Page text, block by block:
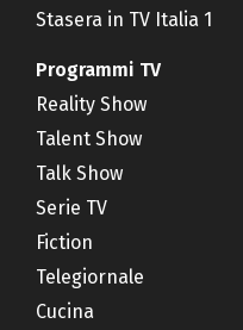
Stasera in TV Italia 1
Programmi TV
Reality Show
Talent Show
Talk Show
Serie TV
Fiction
Telegiornale
Cucina